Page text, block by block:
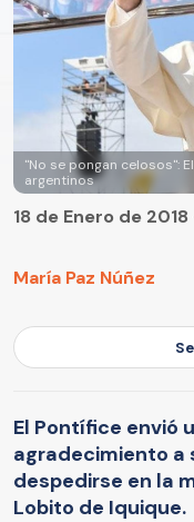
"No se pongan celosos":
argentinos
María Paz Núñez
18 de Enero de
El Pontífice envió
agradecimiento a
despedirse en la
Lobito de Iquique.